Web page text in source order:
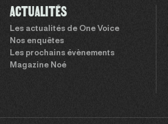
ACTUALITÉS
Les actualités de One Voice
Nos enquêtes
Les prochains évènements
Magazine Noé